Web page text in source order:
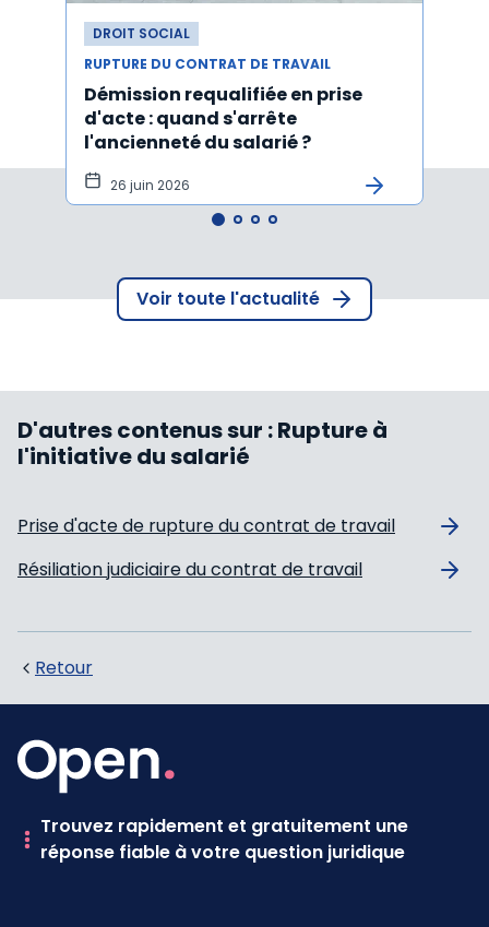
DROIT SOCIAL
RUPTURE DU CONTRAT DE TRAVAIL
Démission requalifiée en prise
d'acte : quand s'arrête
l'ancienneté du salarié ?
26 juin 2026
Voir toute l'actualité
D'autres contenus sur :Rupture à
l'initiative du salarié
Prise d'acte de rupture du contrat de travail
Résiliation judiciaire du contrat de travail
Retour
Trouvez rapidement et gratuitement une
réponse fiable à votre question juridique